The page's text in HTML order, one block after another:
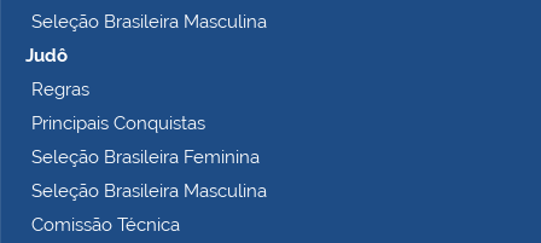
Seleção Brasileira Masculina
Judô
Regras
Principais Conquistas
Seleção Brasileira Feminina
Seleção Brasileira Masculina
Comissão Técnica